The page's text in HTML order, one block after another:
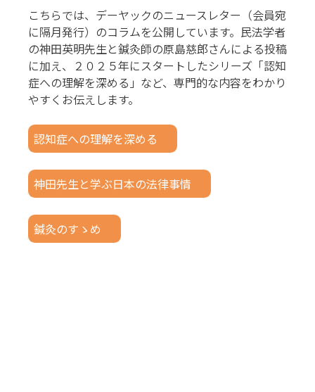
こちらでは、デーヤックのニュースレター（会員宛
に隔月発行）のコラムを公開しています。民法学者
の神田英明先生と鍼灸師の原島慈郎さんによる投稿
に加え、２０２５年にスタートしたシリーズ「認知
症への理解を深める」など、専門的な内容をわかり
やすくお伝えします。
認知症への理解を深める
神田先生と学ぶ日本の法律事情
鍼灸のすゝめ